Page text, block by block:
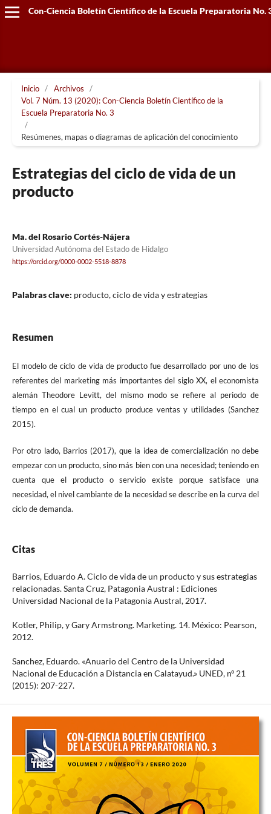
Con-Ciencia Boletín Científico de la Escuela Preparatoria No.
Inicio / Archivos
/
Vol. 7 Núm. 13 (2020): Con-Ciencia Boletín Científico de la
Escuela Preparatoria No. 3
/
Resúmenes, mapas o diagramas de aplicación del conocimiento
Estrategias del ciclo de vida de un
producto
Ma. del Rosario Cortés-Nájera
Universidad Autónoma del Estado de Hidalgo
https://orcid.org/0000-0002-5518-8878
Palabras clave: producto, ciclo de vida y estrategias
Resumen
El modelo de ciclo de vida de producto fue desarrollado por uno de los
referentes del marketing más importantes del siglo XX, el economista
alemán Theodore Levitt, del mismo modo se refiere al periodo de
tiempo en el cual un producto produce ventas y utilidades (Sanchez
2015).
Por otro lado, Barrios (2017), que la idea de comercialización no debe
empezar con un producto, sino más bien con una necesidad; teniendo en
cuenta que el producto o servicio existe porque satisface una
necesidad, el nivel cambiante de la necesidad se describe en la curva del
ciclo de demanda.
Citas
Barrios, Eduardo A. Ciclo de vida de un producto y sus estrategias
relacionadas. Santa Cruz, Patagonia Austral : Ediciones
Universidad Nacional de la Patagonia Austral, 2017.
Kotler, Philip, y Gary Armstrong. Marketing. 14. México: Pearson,
2012.
Sanchez, Eduardo. «Anuario del Centro de la Universidad
Nacional de Educación a Distancia en Calatayud.» UNED, nº 21
(2015): 207-227.